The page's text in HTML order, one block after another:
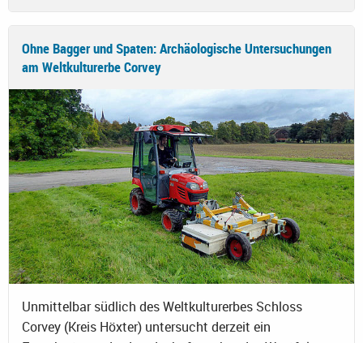
Ohne Bagger und Spaten: Archäologische Untersuchungen
am Weltkulturerbe Corvey
Unmittelbar südlich des Weltkulturerbes Schloss
Corvey (Kreis Höxter) untersucht derzeit ein